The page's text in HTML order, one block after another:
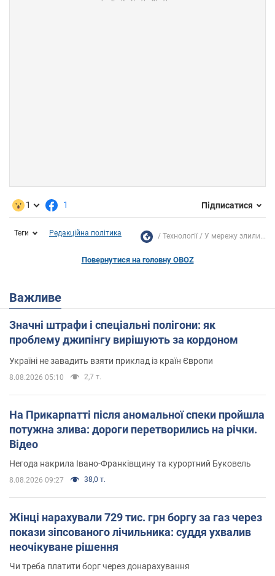
1 1 Підписатися
Теги Редакційна політика Технології У мережу злили...
Повернутися на головну OBOZ
Важливе
Значні штрафи і спеціальні полігони: як
проблему джипінгу вирішують за кордоном
Україні не завадить взяти приклад із країн Європи
8.08.2026 05:10 2,7 т.
На Прикарпатті після аномальної спеки пройшла
потужна злива: дороги перетворились на річки.
Відео
Негода накрила Івано-Франківщину та курортний Буковель
8.08.2026 09:27 38,0 т.
Жінці нарахували 729 тис. грн боргу за газ через
покази зіпсованого лічильника: суддя ухвалив
неочікуване рішення
Чи треба платити борг через донарахування